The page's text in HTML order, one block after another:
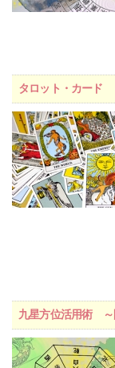
タロット・カード
九星方位活用術 ～